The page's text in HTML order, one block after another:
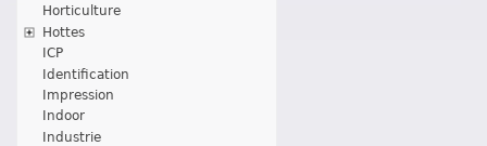
Horticulture
Hottes
ICP
Identification
Impression
Indoor
Industrie